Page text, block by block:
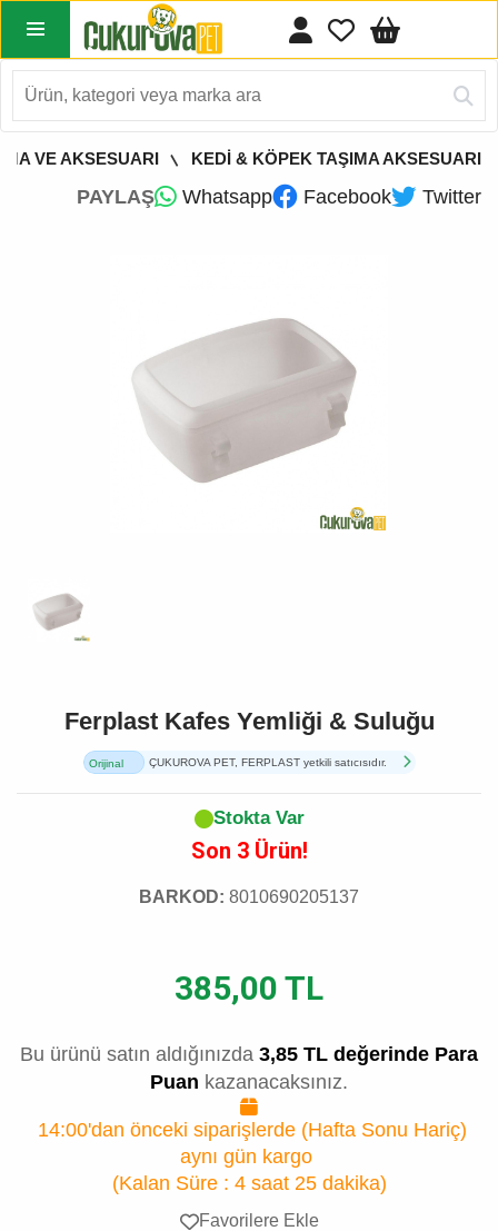
VE AKSESUARI KEDİ & KÖPEK TAŞIMA AKSESUARI
PAYLAŞ Whatsapp Facebook Twitter
Ferplast Kafes Yemliği & Suluğu
Orijinal
ÇUKUROVA PET, FERPLAST yetkili satıcısıdır.
Stokta Var
Son 3 Ürün!
BARKOD: 8010690205137
385,00 TL
Bu ürünü satın aldığınızda 3,85 TL değerinde Para
Puan kazanacaksınız.
14:00'dan önceki siparişlerde (Hafta Sonu Hariç)
aynı gün kargo
(Kalan Süre : 4 saat 25 dakika)
Favorilere Ekle